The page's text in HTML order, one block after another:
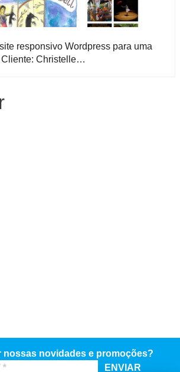
responsivo Wordpress para uma
Cliente: Christelle…
nossas novidades e promoções?